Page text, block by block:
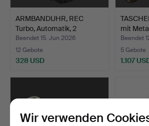
ARMBANDUHR, REC
Turbo, Automatik, 2
Armbän…
Beendet 15. Jun 2026
12 Gebote
328 USD
mit
Beendet
5 Gebote
1.107
Wir verwenden